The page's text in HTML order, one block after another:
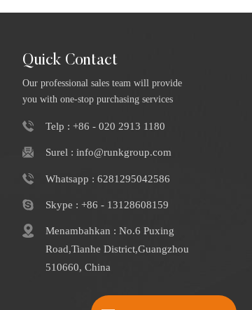
Quick Contact
Our professional sales team will provide
you with one-stop purchasing services
Telp : +86 - 020 2913 1180
Surel : info@runkgroup.com
Whatsapp : 6281295042586
Skype : +86 - 13128608159
Menambahkan : No.6 Puxing
Road,Tianhe District,Guangzhou
510660, China